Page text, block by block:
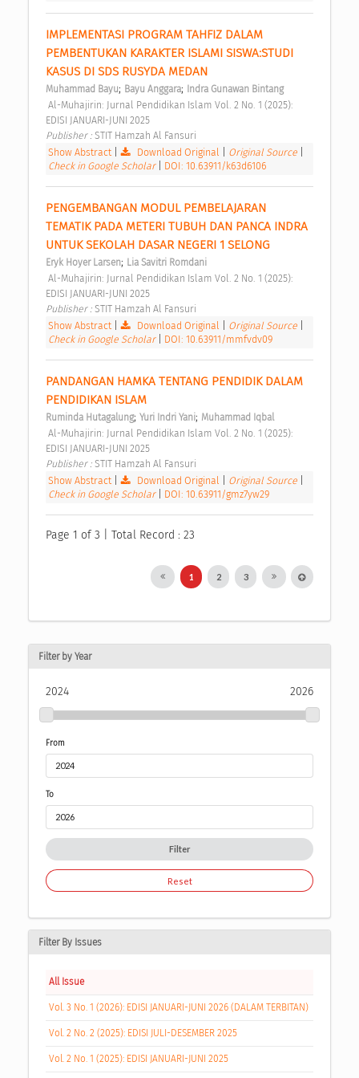
IMPLEMENTASI PROGRAM TAHFIZ DALAM
PEMBENTUKAN KARAKTER ISLAMI SISWA:STUDI
KASUS DI SDS RUSYDA MEDAN
Muhammad Bayu; Bayu Anggara; Indra Gunawan Bintang
EDISI JANUARI-JUNI 2025
Publisher : STIT Hamzah Al Fansuri
Show Abstract| Download Original Original Source
Check in Google Scholar
DOI: 10.63911/k63d6106
PENGEMBANGAN MODUL PEMBELAJARAN
TEMATIK PADA METERI TUBUH DAN PANCA INDRA
UNTUK SEKOLAH DASAR NEGERI 1 SELONG
Eryk Hoyer Larsen; Lia Savitri Romdani
EDISI JANUARI-JUNI 2025
Publisher : STIT Hamzah Al Fansuri
Show Abstract| Download Original Original Source
Check in Google Scholar
DOI: 10.63911/mmfvdv09
PANDANGAN HAMKA TENTANG PENDIDIK DALAM
PENDIDIKAN ISLAM
Ruminda Hutagalung; Yuri Indri Yani; Muhammad Iqbal
EDISI JANUARI-JUNI 2025
Publisher : STIT Hamzah Al Fansuri
Show Abstract| Download Original Original Source
Check in Google Scholar
DOI: 10.63911/gmz7yw29
Page 1 of 3 | Total Record : 23
1 2 3
Filter by Year
2024 2026
From
To
Filter
Reset
Filter By Issues
All Issue
Vol. 3 No. 1 (2026): EDISI JANUARI-JUNI 2026 (DALAM TERBITAN)
Vol. 2 No. 2 (2025): EDISI JULI-DESEMBER 2025
Vol. 2 No. 1 (2025): EDISI JANUARI-JUNI 2025